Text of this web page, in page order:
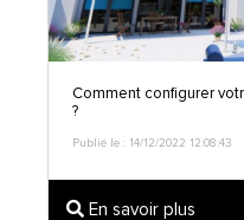
Comment configurer
?
Publié le : 14/12/2022 12:08:43
En savoir plus